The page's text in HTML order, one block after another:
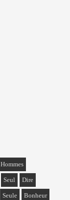
Hommes
Seul Dire
Seule Bonheur